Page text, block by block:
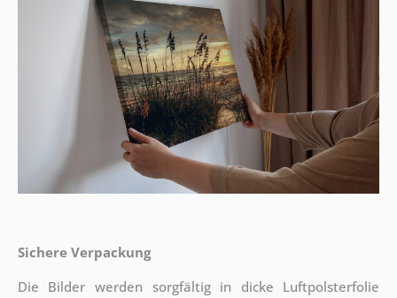
Sichere Verpackung
Die Bilder werden sorgfältig in dicke Luftpolsterfolie